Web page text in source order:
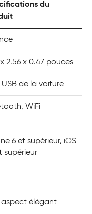
du
x 2.56 x 0.47 pouces
USB de la voiture
WiFi
6 et supérieur, iOS
supérieur
aspect élégant